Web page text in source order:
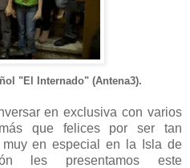
"El Internado" (Antena3).
en exclusiva con varios
que felices por ser tan
en especial en la Isla de
les presentamos este